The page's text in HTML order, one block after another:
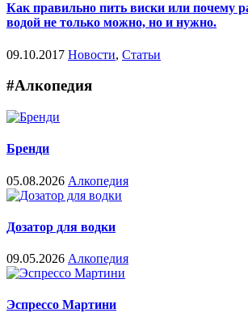
Как правильно пить виски или почему
водой не только можно, но и нужно.
09.10.2017 Новости, Статьи
#Алкопедия
Бренди
05.08.2026 Алкопедия
Дозатор для водки
09.05.2026 Алкопедия
Эспрессо Мартини